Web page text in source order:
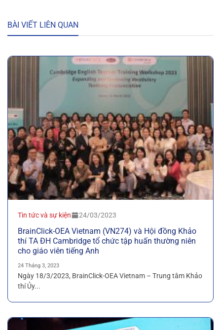
BÀI VIẾT LIÊN QUAN
Tin tức và sự kiện 24/03/2023
BrainClick-OEA Vietnam (VN274) và Hội đồng Khảo
thí TA ĐH Cambridge tổ chức tập huấn thường niên
cho giáo viên tiếng Anh
24 Tháng 3, 2023
Ngày 18/3/2023, BrainClick-OEA Vietnam – Trung tâm Khảo
thí Ủy...